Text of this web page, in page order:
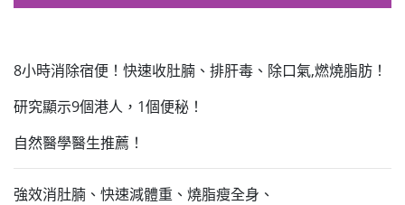
Round Lab 白樺樹水份防曬霜 50ml
HKD$85
HKD$145
加入購物車
8小時消除宿便！快速收肚腩、排肝毒、除口氣,燃燒脂肪！
研究顯示9個港人，1個便秘！
自然醫學醫生推薦！
強效消肚腩、快速減體重、燒脂瘦全身、